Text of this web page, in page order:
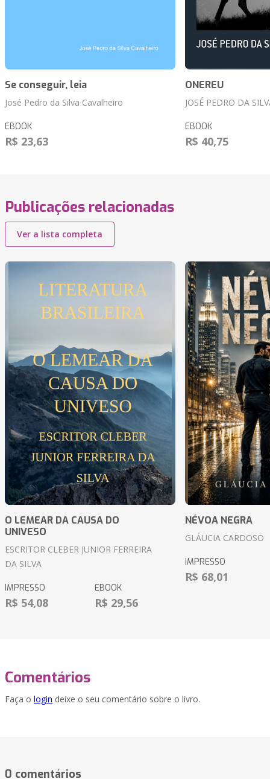
Se conseguir, leia
José Pedro da Silva Cavalheiro
EBOOK
R$ 23,63
ONEREU
JOSÉ PEDRO DA
EBOOK
R$ 40,75
Publicações relacionadas
Ver a lista completa
O LEMEAR DA CAUSA DO
UNIVESO
ESCRITOR CLEBER JUNIOR FERREIRA
DA SILVA
IMPRESSO
R$ 54,08
EBOOK
R$ 29,56
NÉVOA NEGRA
GLÁUCIA CARDOSO
IMPRESSO
R$ 68,01
Comentários
Faça o login deixe o seu comentário sobre o livro.
0 comentários